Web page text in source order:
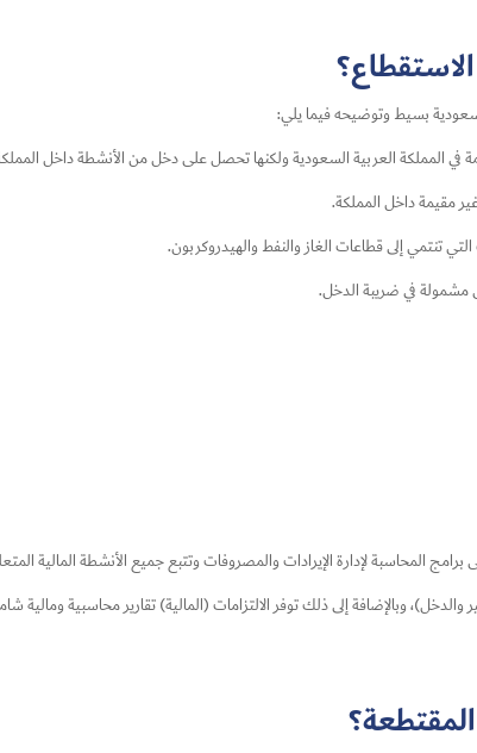
بسيط وتوضيحه فيما يلي:
المملكة العربية السعودية ولكنها تحصل على دخل من الأنشطة داخل
مقيمة داخل المملكة.
تنتمي إلى قطاعات الغاز والنفط والهيدروكربون.
مشمولة في ضريبة الدخل.
المحاسبة لإدارة الإيرادات والمصروفات وتتبع جميع الأنشطة المالية
وبالإضافة إلى ذلك توفر الالتزامات (المالية) تقارير محاسبية